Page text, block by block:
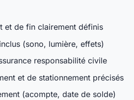
et de fin clairement définis
(sono, lumière, effets)
responsabilité civile
et de stationnement précisés
(acompte, date de solde)